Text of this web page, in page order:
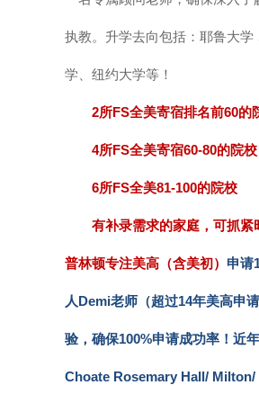
执教。升学去向包括：耶鲁大
学、纽约大学等！
2所FS全美寄宿排名前60的
4所FS全美寄宿60-80的院校
6所FS全美81-100的院校
有补录需求的家庭，可抓紧
普林顿专注美高（含美初） 申请
人Demi老师（超过14年美高申
验，确保100%申请成功率！
Choate Rosemary Hall/ Milton/